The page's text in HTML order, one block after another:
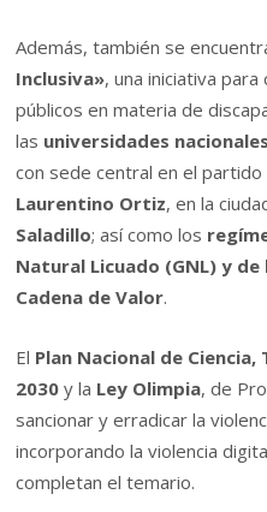
Además, también se
Inclusiva», una iniciativa
públicos en materia de
las universidades
con sede central en el partido
Laurentino Ortiz, en la
Saladillo; así como los
Natural Licuado (GNL) y
Cadena de Valor.
El Plan Nacional de
2030 y la Ley Olimpia, de
sancionar y erradicar la
incorporando la violencia
completan el temario.